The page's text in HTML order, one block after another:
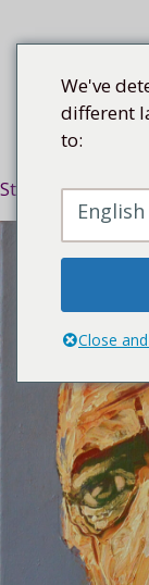
Menü
Startseite/
We've
different
to:
English
Close